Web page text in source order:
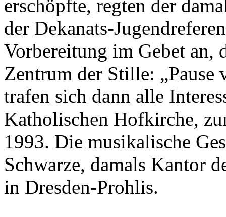
erschöpfte, regten der
der Dekanats-
Vorbereitung im Gebet an,
Zentrum der Stille:
trafen sich dann alle
Katholischen Hofkirche,
1993. Die musikalische
Schwarze, damals Kantor
in Dresden-Prohlis.